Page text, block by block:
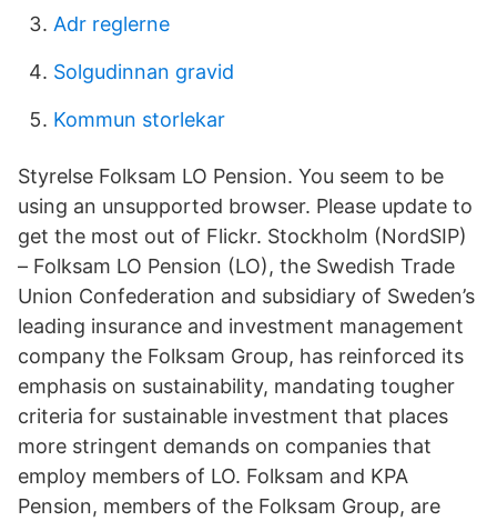
Adr reglerne
Solgudinnan gravid
Kommun storlekar
Styrelse Folksam LO Pension. You seem to be
using an unsupported browser. Please update to
get the most out of Flickr. Stockholm (NordSIP)
– Folksam LO Pension (LO), the Swedish Trade
Union Confederation and subsidiary of Sweden’s
leading insurance and investment management
company the Folksam Group, has reinforced its
emphasis on sustainability, mandating tougher
criteria for sustainable investment that places
more stringent demands on companies that
employ members of LO. Folksam and KPA
Pension, members of the Folksam Group, are